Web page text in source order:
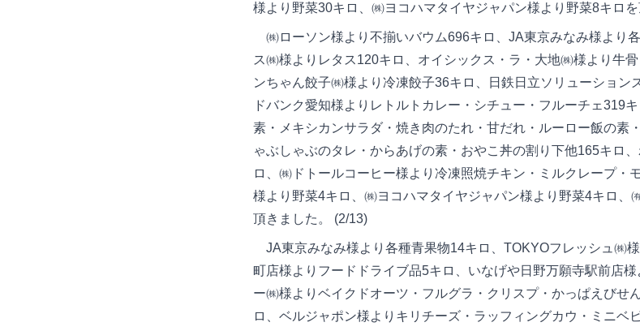
様より野菜30キロ、㈱ヨコハマタイヤジャパン様より野菜8キロ
㈱ローソン様より不揃いバウム696キロ、JA東京みなみ様より
ス㈱様よりレタス120キロ、オイシックス・ラ・大地㈱様より牛
ンちゃん餃子㈱様より冷凍餃子36キロ、日鉄日立ソリューション
ドバンク愛知様よりレトルトカレー・シチュー・フルーチェ319
素・メキシカンサラダ・焼き肉のたれ・甘だれ・ルーロー飯の素
ゃぶしゃぶのタレ・からあげの素・おやこ丼の割り下他165キロ
ロ、㈱ドトールコーヒー様より冷凍照焼チキン・ミルクレープ・
様より野菜4キロ、㈱ヨコハマタイヤジャパン様より野菜4キロ、
頂きました。 (2/13)
JA東京みなみ様より各種青果物14キロ、TOKYOフレッシュ㈱
町店様よりフードドライブ品5キロ、いなげや日野万願寺駅前店
ー㈱様よりベイクドオーツ・フルグラ・クリスプ・かっぱえびせ
ロ、ベルジャポン様よりキリチーズ・ラッフィングカウ・ミニベ